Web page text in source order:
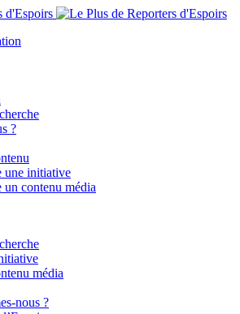
?
une initiative
un contenu média
média
nous ?